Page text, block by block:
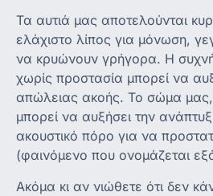
Τα αυτιά μας αποτελούνται
ελάχιστο λίπος για μόνωση,
να κρυώνουν γρήγορα. Η
χωρίς προστασία μπορεί να
απώλειας ακοής. Το σώμα
μπορεί να αυξήσει την
ακουστικό πόρο για να
(φαινόμενο που ονομάζεται
Ακόμα κι αν νιώθετε ότι δεν